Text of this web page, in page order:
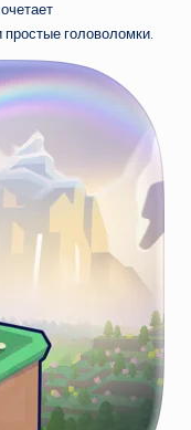
головоломки.